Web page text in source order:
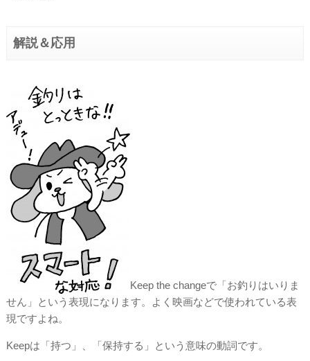
解説＆応用
Keep the changeで「お釣りはいりま
せん」という表現になります。よく映画などで使われている表
現ですよね。
Keepは「持つ」、「保持する」という意味の動詞です。